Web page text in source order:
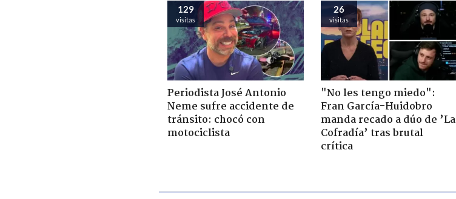
129
visitas
Periodista José Antonio
Neme sufre accidente de
tránsito: chocó con
motociclista
26
visitas
"No les tengo miedo":
Fran García-Huidobro
manda recado a dúo de ’La
Cofradía’ tras brutal
crítica